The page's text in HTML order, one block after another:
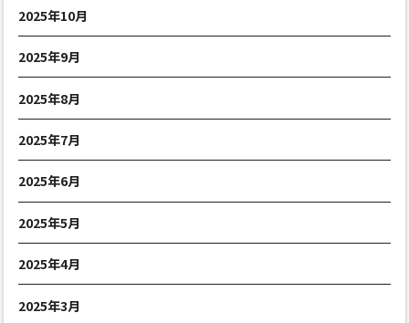
2025年10月
2025年9月
2025年8月
2025年7月
2025年6月
2025年5月
2025年4月
2025年3月